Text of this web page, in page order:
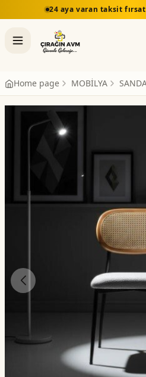
24 aya varan taksit
Home page MOBİLYA